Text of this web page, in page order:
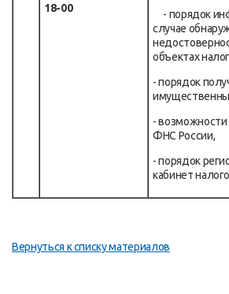
18-00
- порядок
случае
объектах
- порядок
- возможности
ФНС России,
- порядок
кабинет
Вернуться к списку материалов